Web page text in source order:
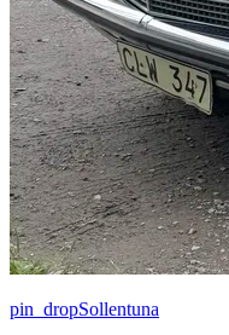
pin_dropSollentuna